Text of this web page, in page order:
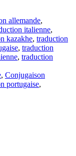
allemande,
italienne,
kazakhe, traduction
, traduction
, traduction
, Conjugaison
portugaise,